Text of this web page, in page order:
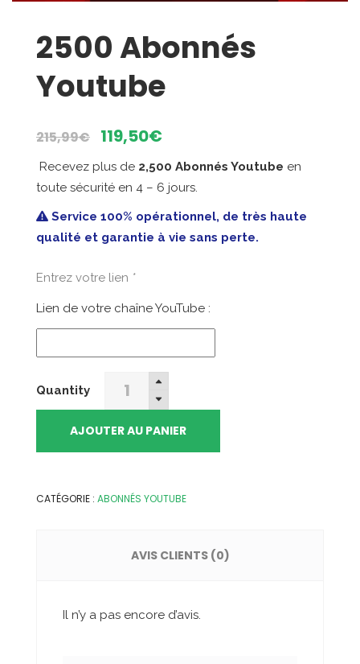
2500 Abonnés
Youtube
215,99€
Le
prix
initial
était :
215,99€.
119,50€
prix
actuel
est :
119,50€.
Recevez plus de 2,500 Abonnés Youtube en
toute sécurité en 4 – 6 jours.
Service 100% opérationnel, de très haute
qualité et garantie à vie sans perte.
Entrez votre lien *
Lien de votre chaîne YouTube :
Quantity
2500
Youtube
AJOUTER AU PANIER
CATÉGORIE : ABONNÉS YOUTUBE
AVIS CLIENTS (0)
Il n’y a pas encore d’avis.